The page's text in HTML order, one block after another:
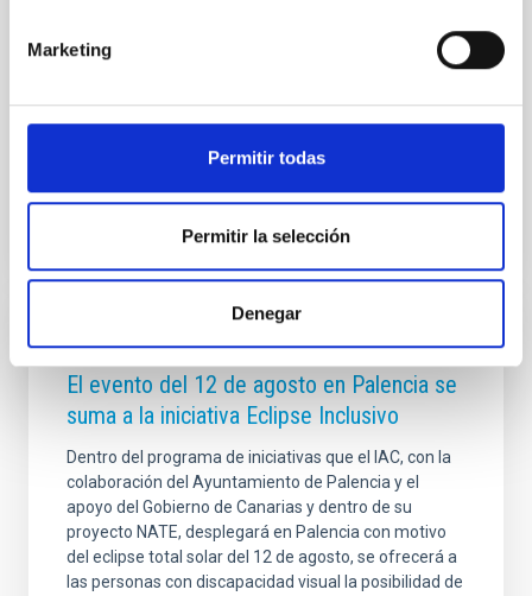
Marketing
Permitir todas
Permitir la selección
Denegar
la Cruz, con un programa de actividades destinadas a
acercar la Astronomía y la investigación científica al
Fecha de publicación 01/09/2025 - 11:09:55
NOTA DE PRENSA
El evento del 12 de agosto en Palencia se
suma a la iniciativa Eclipse Inclusivo
Dentro del programa de iniciativas que el IAC, con la
colaboración del Ayuntamiento de Palencia y el
apoyo del Gobierno de Canarias y dentro de su
proyecto NATE, desplegará en Palencia con motivo
del eclipse total solar del 12 de agosto, se ofrecerá a
las personas con discapacidad visual la posibilidad de